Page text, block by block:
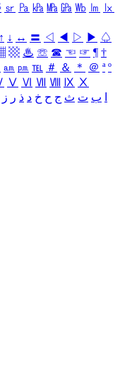
㏛ ㎩ ㎪ ㎫ ㎬ ㏝ ㏐
㏓
↑ ↓ ↔ 〓 ◁ ◀ ▷ ▶ ♤
▩ ♨ ☏ ☎ ☜ ☞ ¶ †
㏂ ㏘ ℡ ＃ ＆ ＊ ＠ ª º
Ⅴ Ⅵ Ⅶ Ⅷ Ⅸ Ⅹ
ب ت ث ج ح خ د ذ ر ز